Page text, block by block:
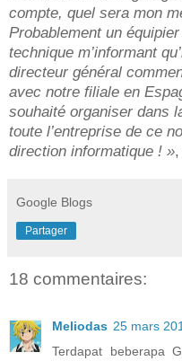
compte, quel sera mon
Probablement un
technique m’informant
directeur général
avec notre filiale en
souhaité organiser dans
toute l’entreprise de ce
direction informatique ! »
Google Blogs
Partager
18 commentaires:
Meliodas 25 mars
Terdapat beberapa